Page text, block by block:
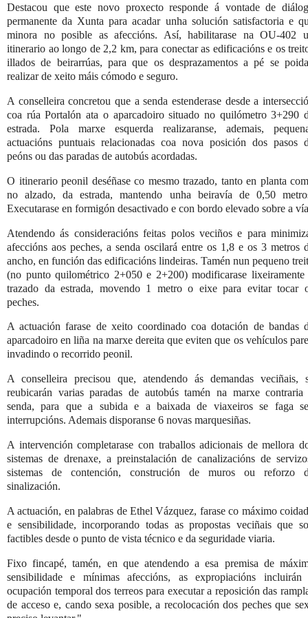
Destacou que este novo proxecto responde á vontade de
permanente da Xunta para acadar unha solución satisfactoria e
minora no posible as afeccións. Así, habilitarase na OU-402
itinerario ao longo de 2,2 km, para conectar as edificacións e os
illados de beirarrúas, para que os desprazamentos a pé se
realizar de xeito máis cómodo e seguro.
A conselleira concretou que a senda estenderase desde a
coa rúa Portalón ata o aparcadoiro situado no quilómetro 3+290
estrada. Pola marxe esquerda realizaranse, ademais,
actuacións puntuais relacionadas coa nova posición dos pasos
peóns ou das paradas de autobús acordadas.
O itinerario peonil deséñase co mesmo trazado, tanto en planta
no alzado, da estrada, mantendo unha beiravía de 0,50
Executarase en formigón desactivado e con bordo elevado sobre a
Atendendo ás consideracións feitas polos veciños e para
afeccións aos peches, a senda oscilará entre os 1,8 e os 3 metros
ancho, en función das edificacións lindeiras. Tamén nun pequeno
(no punto quilométrico 2+050 e 2+200) modificarase lixeiramente
trazado da estrada, movendo 1 metro o eixe para evitar tocar
peches.
A actuación farase de xeito coordinado coa dotación de bandas
aparcadoiro en liña na marxe dereita que eviten que os vehículos
invadindo o recorrido peonil.
A conselleira precisou que, atendendo ás demandas veciñais,
reubicarán varias paradas de autobús tamén na marxe contraria
senda, para que a subida e a baixada de viaxeiros se faga
interrupcións. Ademais disporanse 6 novas marquesiñas.
A intervención completarase con traballos adicionais de mellora
sistemas de drenaxe, a preinstalación de canalizacións de
sistemas de contención, construción de muros ou reforzo
sinalización.
A actuación, en palabras de Ethel Vázquez, farase co máximo
e sensibilidade, incorporando todas as propostas veciñais que
factibles desde o punto de vista técnico e da seguridade viaria.
Fixo fincapé, tamén, en que atendendo a esa premisa de
sensibilidade e mínimas afeccións, as expropiacións incluirán
ocupación temporal dos terreos para executar a reposición das
de acceso e, cando sexa posible, a recolocación dos peches que